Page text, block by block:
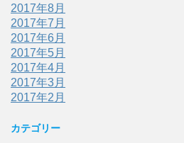
2017年8月
2017年7月
2017年6月
2017年5月
2017年4月
2017年3月
2017年2月
カテゴリー